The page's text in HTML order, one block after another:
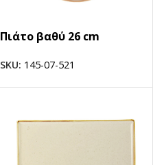
Πιάτο βαθύ 26 cm
SKU: 145-07-521